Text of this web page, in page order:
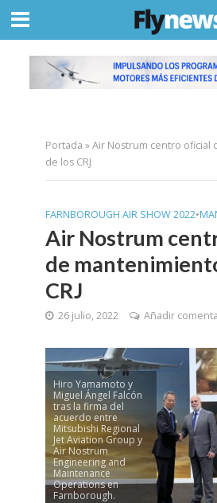
Portada »Air Nostrum centro oficial
de los CRJ
FARNBOROUGH AIR SHOW 2022•
Air Nostrum
de
CRJ
26 julio, 2022 Añadir
Hiro Yamamoto y
Miguel Ángel Falcón
tras la firma del
acuerdo entre
Mitsubishi Regional
Jet Aviation Group y
Air Nostrum
Engineering and
Maintenance
Operations en
Farnborough.